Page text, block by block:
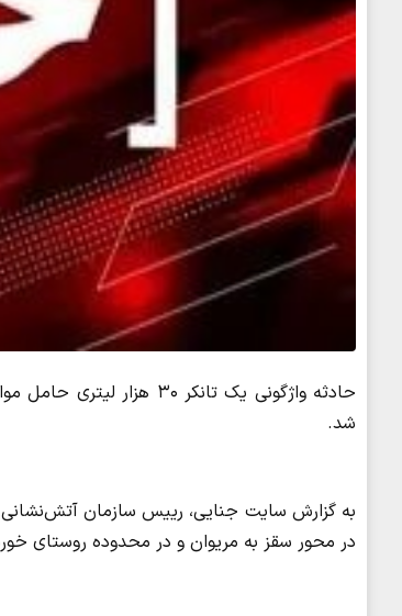
حادثه واژگونی یک
شد.
به گزارش سایت جنایی، رییس سازمان
در محور سقز به مریوان و در محدوده روستای